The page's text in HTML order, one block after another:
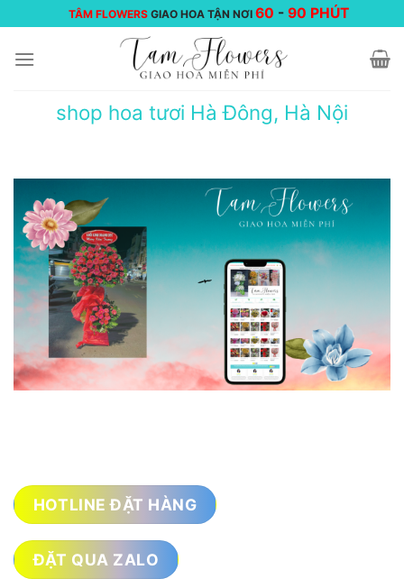
đến
nội
TÂM FLOWERS GIAO HOA TẬN NƠI 60 -90 PHÚT
shop hoa tươi Hà Đông, Hà Nội
HOTLINE ĐẶT HÀNG
ĐẶT QUA ZALO